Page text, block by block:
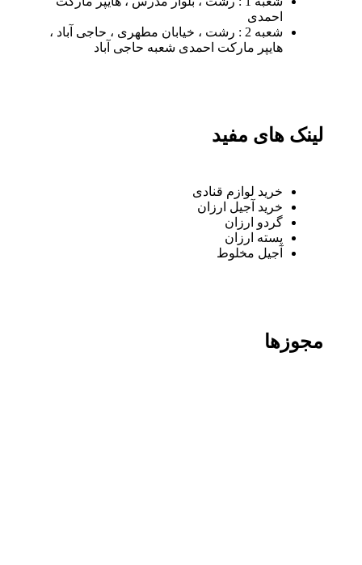
احمدی
شعبه 2 : رشت ، خیابان مطهری ، حاجی آباد ،
هایپر مارکت احمدی شعبه حاجی آباد
لینک های مفید
خرید لوازم قنادی
خرید آجیل ارزان
گردو ارزان
پسته ارزان
آجیل مخلوط
مجوزها